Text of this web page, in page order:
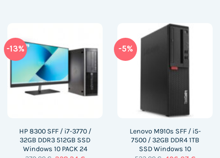
-13%
HP 8300 SFF / i7-3770 /
32GB DDR3 512GB SSD
Windows 10 PACK 24
-5%
Lenovo M910s SFF / i5-
7500 / 32GB DDR4 1TB
SSD Windows 10